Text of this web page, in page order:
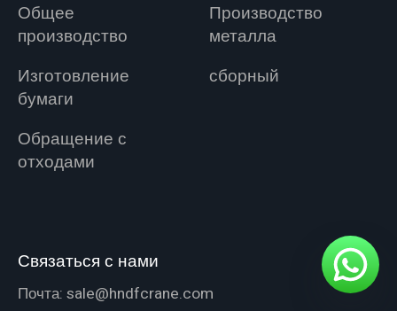
Общее
производство
Производство
металла
Изготовление
бумаги
сборный
Обращение с
отходами
Связаться с нами
Почта: sale@hndfcrane.com